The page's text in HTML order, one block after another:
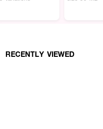
RECENTLY VIEWED